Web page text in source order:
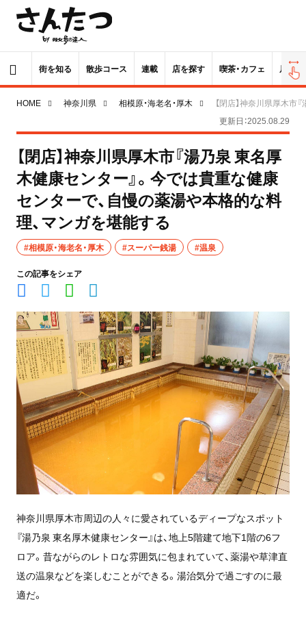
街を知る 散歩コース 連載 店を探す 喫茶・カフェ 居酒屋
HOME 神奈川県 相模原・海老名・厚木
【閉店】神奈川県厚木市
更新日：2025.08.29
【閉店】神奈川県厚木市『湯乃泉 東名厚
木健康センター』。今では貴重な健康
センターで、自慢の薬湯や本格的な料
理、マンガを堪能する
#相模原・海老名・厚木 #スーパー銭湯 #温泉
この記事をシェア
神奈川県厚木市周辺の人々に愛されているディープなスポット
『湯乃泉 東名厚木健康センター』は、地上5階建て地下1階の6フ
ロア。昔ながらのレトロな雰囲気に包まれていて、薬湯や草津直
送の温泉などを楽しむことができる。湯治気分で過ごすのに最
適だ。